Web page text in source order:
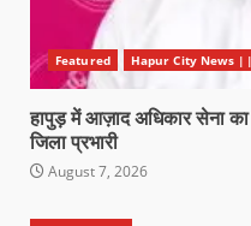
Featured Hapur City News ||
हापुड़ में आज़ाद अधिकार सेना
जिला प्रभारी
August 7, 2026